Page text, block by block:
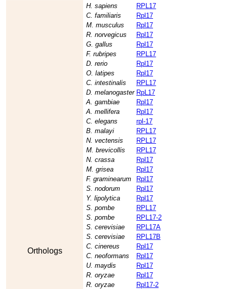
Orthologs
H. sapiens
RPL17
C. familiaris
Rpl17
M. musculus
Rpl17
R. norvegicus
Rpl17
G. gallus
Rpl17
F. rubripes
RPL17
D. rerio
Rpl17
O. latipes
Rpl17
C. intestinalis
RPL17
D. melanogaster RpL17
A. gambiae
Rpl17
A. mellifera
Rpl17
C. elegans
rpl-17
B. malayi
RPL17
N. vectensis
RPL17
M. brevicollis
RPL17
N. crassa
Rpl17
M. grisea
Rpl17
F. graminearum
Rpl17
S. nodorum
Rpl17
Y. lipolytica
Rpl17
S. pombe
RPL17
S. pombe
RPL17-2
S. cerevisiae
RPL17A
S. cerevisiae
RPL17B
C. cinereus
Rpl17
C. neoformans
Rpl17
U. maydis
Rpl17
R. oryzae
Rpl17
R. oryzae
Rpl17-2